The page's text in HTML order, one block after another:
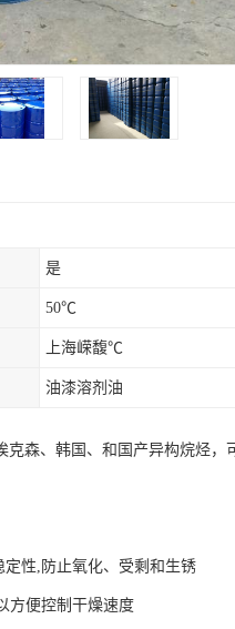
是
50℃
上海嵘馥℃
油漆溶剂油
克森、韩国、和国产异构烷烃，
定性,防止氧化、受剩和生锈
方便控制干燥速度